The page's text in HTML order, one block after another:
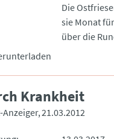
Die
sie Monat
über die
Krankheit
21.03.2012